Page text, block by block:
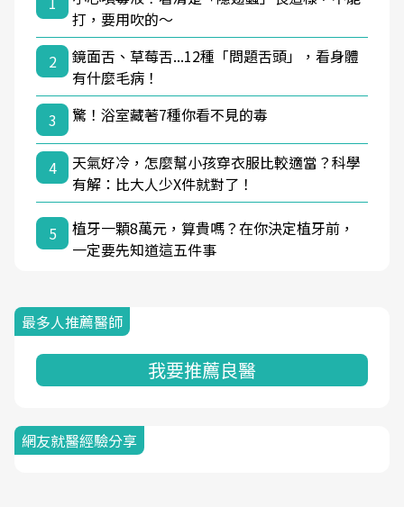
打，要用吹的～
2
鏡面舌、草莓舌...12種「問題舌頭」，看身體
有什麼毛病！
3
驚！浴室藏著7種你看不見的毒
4
天氣好冷，怎麼幫小孩穿衣服比較適當？科學
有解：比大人少X件就對了！
5
植牙一顆8萬元，算貴嗎？在你決定植牙前，
一定要先知道這五件事
最多人推薦醫師
我要推薦良醫
網友就醫經驗分享